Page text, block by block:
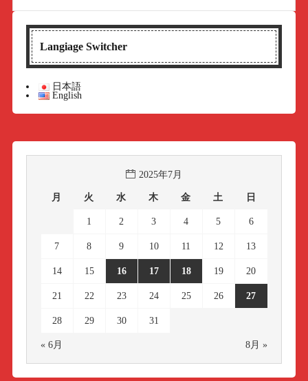
Langiage Switcher
日本語
English
2025年7月
月 火 水 木 金 土 日
1 2 3 4 5 6
7 8 9 10 11 12 13
14 15 16 17 18 19 20
21 22 23 24 25 26 27
28 29 30 31
« 6月 8月 »